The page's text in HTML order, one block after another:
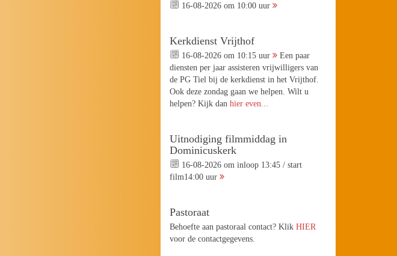
16-08-2026 om 10:00 uur
Kerkdienst Vrijthof
16-08-2026 om 10:15 uur
Een paar
diensten per jaar assisteren vrijwilligers van
de PG Tiel bij de kerkdienst in het Vrijthof.
Ook deze zondag gaan we helpen. Wilt u
helpen? Kijk danhier even...
Uitnodiging filmmiddag in
Dominicuskerk
16-08-2026 om inloop 13:45 / start
film14:00 uur
Pastoraat
Behoefte aan pastoraal contact? KlikHIER
voor de contactgegevens.